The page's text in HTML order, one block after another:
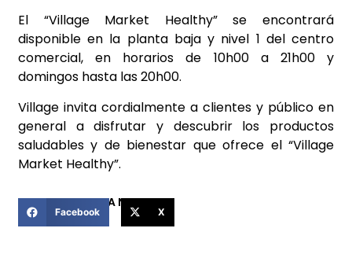
El “Village Market Healthy” se encontrará
disponible en la planta baja y nivel 1 del centro
comercial, en horarios de 10h00 a 21h00 y
domingos hasta las 20h00.
Village invita cordialmente a clientes y público en
general a disfrutar y descubrir los productos
saludables y de bienestar que ofrece el “Village
Market Healthy”.
COMPARTIR ESTA NOTICIA
Facebook X